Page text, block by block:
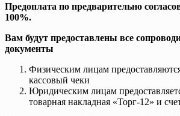
Предоплата по предварительно
100%.
Вам будут предоставлены все
документы
Физическим лицам
кассовый чеки
Юридическим лицам
товарная накладная «Торг-12» и